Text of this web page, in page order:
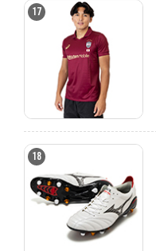
17
18